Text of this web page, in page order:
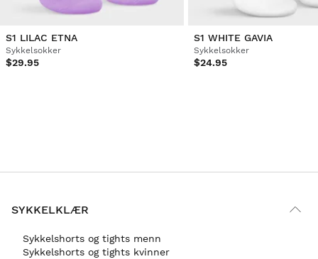
S1 LILAC ETNA
Sykkelsokker
$29.95
S1 WHITE GAVIA
Sykkelsokker
$24.95
SYKKELKLÆR
Sykkelshorts og tights menn
Sykkelshorts og tights kvinner